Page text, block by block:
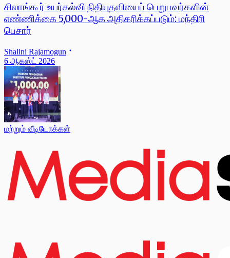
சிலாங்கூர் உயர்கல்வி நிதியுதவியைப் பெறுபவர்களின்
எண்ணிக்கை 5,000-ஆக அதிகரிக்கப்படும்: மந்திரி
பெசார்
Shalini Rajamogun
6 ஆகஸ்ட் 2026
மற்றும் வீடியோக்கள்